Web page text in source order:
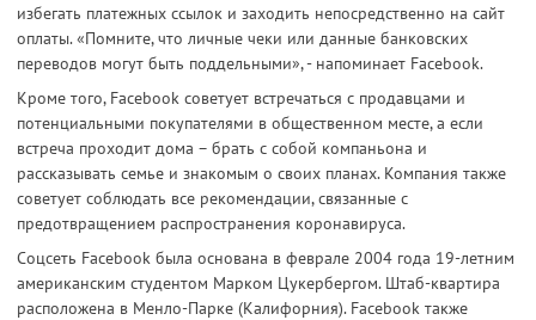
избегать платежных ссылок и заходить непосредственно на сайт
оплаты. «Помните, что личные чеки или данные банковских
переводов могут быть поддельными», - напоминает Facebook.
Кроме того, Facebook советует встречаться с продавцами и
потенциальными покупателями в общественном месте, а если
встреча проходит дома – брать с собой компаньона и
рассказывать семье и знакомым о своих планах. Компания также
советует соблюдать все рекомендации, связанные с
предотвращением распространения коронавируса.
Соцсеть Facebook была основана в феврале 2004 года 19-летним
американским студентом Марком Цукербергом. Штаб-квартира
расположена в Менло-Парке (Калифорния). Facebook также